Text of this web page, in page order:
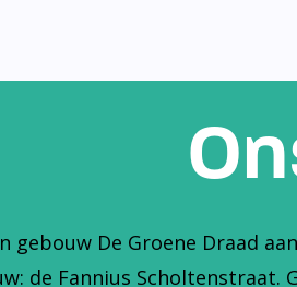
De Groene Draad
de Fannius